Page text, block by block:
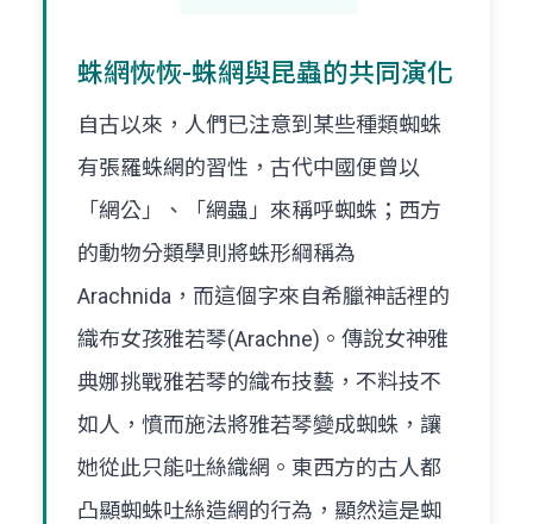
蛛網恢恢-蛛網與昆蟲的共同演化
自古以來，人們已注意到某些種類蜘蛛
有張羅蛛網的習性，古代中國便曾以
「網公」、「網蟲」來稱呼蜘蛛；西方
的動物分類學則將蛛形綱稱為
Arachnida，而這個字來自希臘神話裡的
織布女孩雅若琴(Arachne)。傳說女神雅
典娜挑戰雅若琴的織布技藝，不料技不
如人，憤而施法將雅若琴變成蜘蛛，讓
她從此只能吐絲織網。東西方的古人都
凸顯蜘蛛吐絲造網的行為，顯然這是蜘